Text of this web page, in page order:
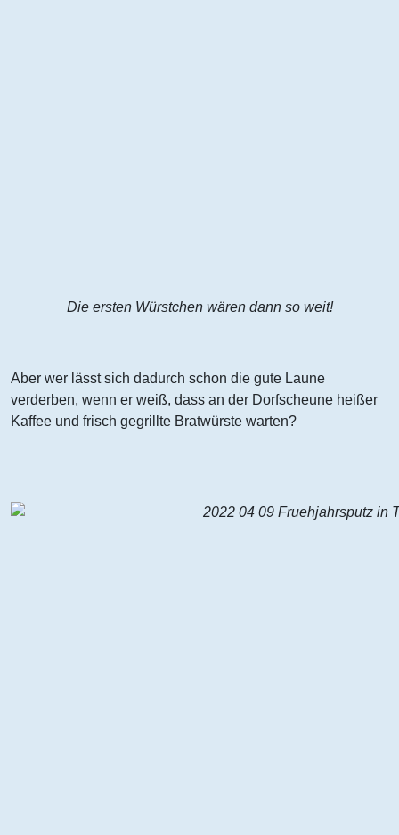
Die ersten Würstchen wären dann so weit!
Aber wer lässt sich dadurch schon die gute Laune
verderben, wenn er weiß, dass an der Dorfscheune heißer
Kaffee und frisch gegrillte Bratwürste warten?